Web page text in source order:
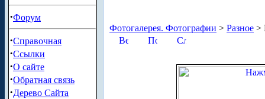
·Форум
·Справочная
·Ссылки
·О сайте
·Обратная связь
·Дерево Сайта
Фотогалерея. Фотографии > Разное >